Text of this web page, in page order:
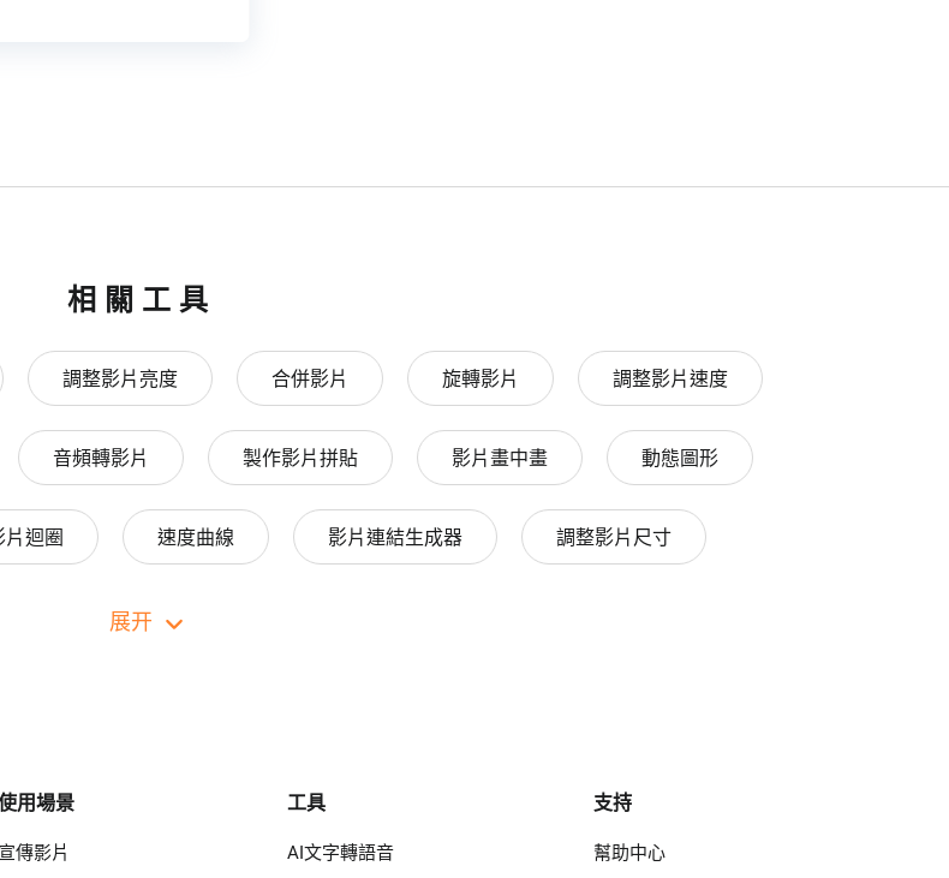
相關工具
調整影片亮度 合併影片 旋轉影片 調整影片速度
音頻轉影片 製作影片拼貼 影片畫中畫 動態圖形
片迴圈 速度曲線 影片連結生成器 調整影片尺寸
裁剪影片
展开
用場景
宣傳影片
工具
AI文字轉語音
支持
幫助中心